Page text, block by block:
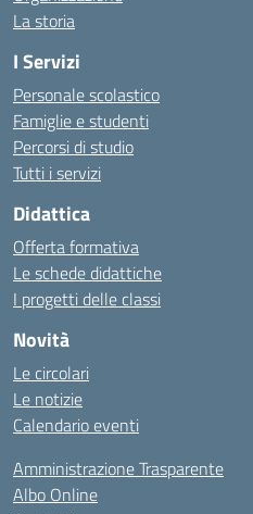
La storia
I Servizi
Personale scolastico
Famiglie e studenti
Percorsi di studio
Tutti i servizi
Didattica
Offerta formativa
Le schede didattiche
I progetti delle classi
Novità
Le circolari
Le notizie
Calendario eventi
Amministrazione Trasparente
Albo Online